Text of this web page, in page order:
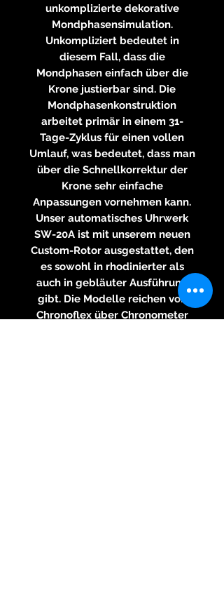
unkomplizierte dekorative
Mondphasensimulation.
Unkompliziert bedeutet in
diesem Fall, dass die
Mondphasen einfach über die
Krone justierbar sind. Die
Mondphasenkonstruktion
arbeitet primär in einem 31-
Tage-Zyklus für einen vollen
Umlauf, was bedeutet, dass man
über die Schnellkorrektur der
Krone sehr einfache
Anpassungen vornehmen kann.
Unser automatisches Uhrwerk
SW-20A ist mit unserem neuen
Custom-Rotor ausgestattet, den
es sowohl in rhodinierter als
auch in gebläuter Ausführung
gibt. Die Modelle reichen von
Chronoflex über Chronometer